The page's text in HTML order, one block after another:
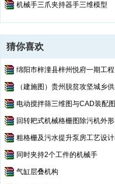
机械手三爪夹持器手三维模型
猜你喜欢
绵阳市梓潼县梓州悦府一期工程
（建施图）贵州脱贫攻坚城乡
电动搅拌筛三维图与CAD装配图
回转耙式机械格栅图除污机外
粗格栅及污水提升泵房工艺设
同时夹持2个工件的机械手
气缸层叠机构